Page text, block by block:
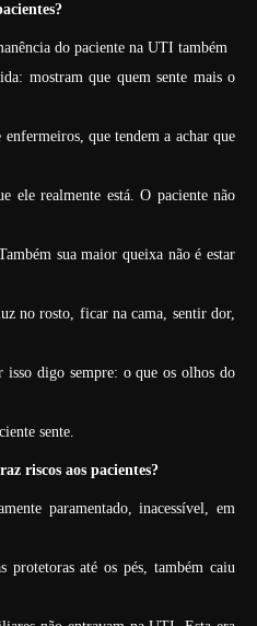
do paciente na UTI também
mostram que quem sente mais o
que tendem a achar que
ele realmente está. O paciente não
sua maior queixa não é estar
no rosto, ficar na cama, sentir dor,
isso digo sempre: o que os olhos do
sente.
riscos aos pacientes?
paramentado, inacessível, em
protetoras até os pés, também caiu